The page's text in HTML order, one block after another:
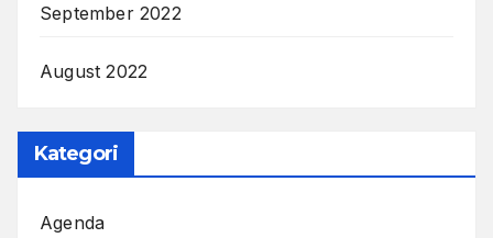
September 2022
August 2022
Kategori
Agenda